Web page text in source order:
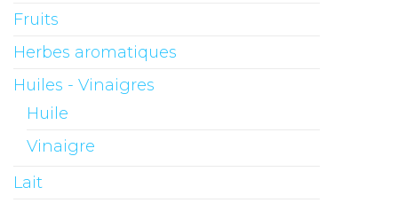
Fruits
Herbes aromatiques
Huiles - Vinaigres
Huile
Vinaigre
Lait